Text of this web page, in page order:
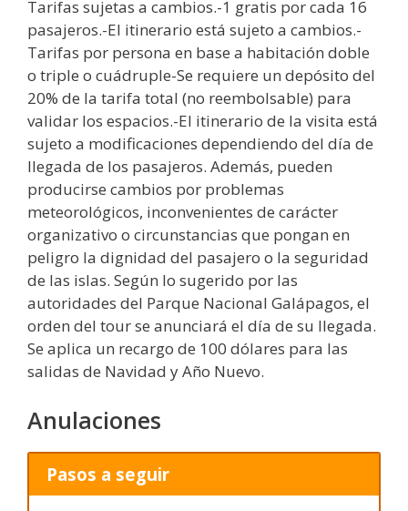
Tarifas sujetas a cambios.-1 gratis por cada 16
pasajeros.-El itinerario está sujeto a cambios.-
Tarifas por persona en base a habitación doble
o triple o cuádruple-Se requiere un depósito del
20% de la tarifa total (no reembolsable) para
validar los espacios.-El itinerario de la visita está
sujeto a modificaciones dependiendo del día de
llegada de los pasajeros. Además, pueden
producirse cambios por problemas
meteorológicos, inconvenientes de carácter
organizativo o circunstancias que pongan en
peligro la dignidad del pasajero o la seguridad
de las islas. Según lo sugerido por las
autoridades del Parque Nacional Galápagos, el
orden del tour se anunciará el día de su llegada.
Se aplica un recargo de 100 dólares para las
salidas de Navidad y Año Nuevo.
Anulaciones
Pasos a seguir